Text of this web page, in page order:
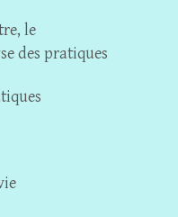
le
des pratiques